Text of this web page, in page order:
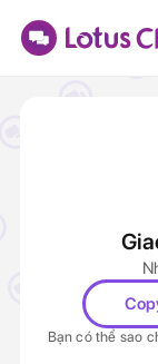
Bạn có thể sao